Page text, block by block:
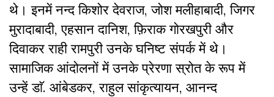
थे। इनमें नन्द किशोर देवराज, जोश मलीहाबादी, जिगर
मुरादाबादी, एहसान दानिश, फ़िराक गोरखपुरी और
दिवाकर राही रामपुरी उनके घनिष्ट संपर्क में थे।
सामाजिक आंदोलनों में उनके प्रेरणा स्रोत के रूप में
उन्हें डाॅ. आंबेडकर, राहुल सांकृत्यायन, आनन्द